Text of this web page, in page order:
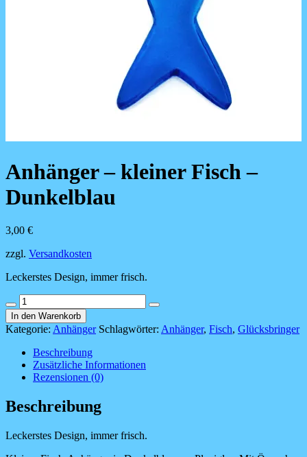
Anhänger – kleiner Fisch –
Dunkelblau
3,00 €
zzgl. Versandkosten
Leckerstes Design, immer frisch.
Anhänger
-
kleiner
Fisch
Dunkelblau
Menge
In den Warenkorb
Kategorie: Anhänger Schlagwörter: Anhänger, Fisch, Glücksbringer
Beschreibung
Zusätzliche Informationen
Rezensionen (0)
Beschreibung
Leckerstes Design, immer frisch.